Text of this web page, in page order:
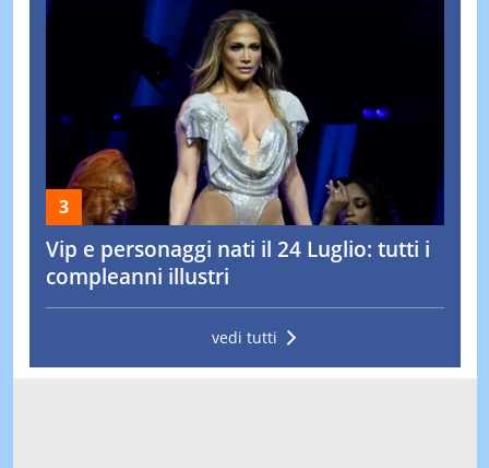
Vip e personaggi nati il 24 Luglio: tutti i
compleanni illustri
vedi tutti